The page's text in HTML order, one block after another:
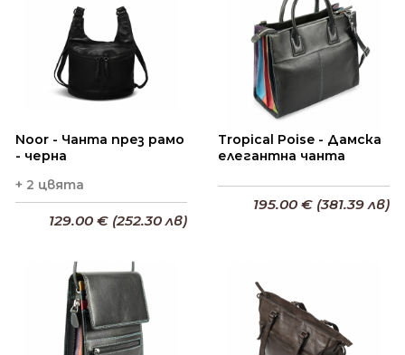
Noor - Чанта през рамо
- черна
+ 2 цвята
Добави в кошницата
129.00 € (252.30 лв)
Tropical Poise - Дамска
елегантна чанта
195.00 € (381.39 лв)